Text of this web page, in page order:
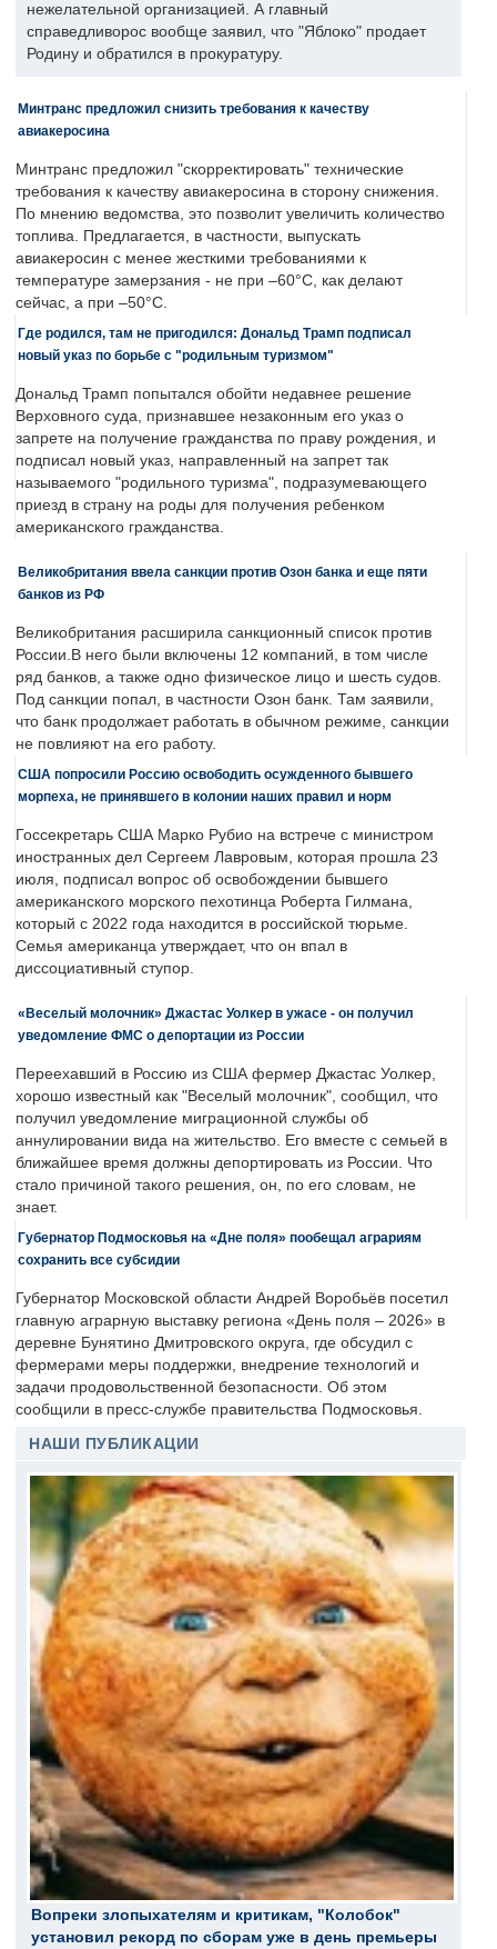
нежелательной организацией. А главный
справедливорос вообще заявил, что "Яблоко" продает
Родину и обратился в прокуратуру.
Минтранс предложил снизить требования к качеству
авиакеросина
Минтранс предложил "скорректировать" технические
требования к качеству авиакеросина в сторону снижения.
По мнению ведомства, это позволит увеличить количество
топлива. Предлагается, в частности, выпускать
авиакеросин с менее жесткими требованиями к
температуре замерзания - не при –60°C, как делают
сейчас, а при –50°C.
Где родился, там не пригодился: Дональд Трамп подписал
новый указ по борьбе с "родильным туризмом"
Дональд Трамп попытался обойти недавнее решение
Верховного суда, признавшее незаконным его указ о
запрете на получение гражданства по праву рождения, и
подписал новый указ, направленный на запрет так
называемого "родильного туризма", подразумевающего
приезд в страну на роды для получения ребенком
американского гражданства.
Великобритания ввела санкции против Озон банка и еще пяти
банков из РФ
Великобритания расширила санкционный список против
России.В него были включены 12 компаний, в том числе
ряд банков, а также одно физическое лицо и шесть судов.
Под санкции попал, в частности Озон банк. Там заявили,
что банк продолжает работать в обычном режиме, санкции
не повлияют на его работу.
США попросили Россию освободить осужденного бывшего
морпеха, не принявшего в колонии наших правил и норм
Госсекретарь США Марко Рубио на встрече с министром
иностранных дел Сергеем Лавровым, которая прошла 23
июля, подписал вопрос об освобождении бывшего
американского морского пехотинца Роберта Гилмана,
который с 2022 года находится в российской тюрьме.
Семья американца утверждает, что он впал в
диссоциативный ступор.
«Веселый молочник» Джастас Уолкер в ужасе - он получил
уведомление ФМС о депортации из России
Переехавший в Россию из США фермер Джастас Уолкер,
хорошо известный как "Веселый молочник", сообщил, что
получил уведомление миграционной службы об
аннулировании вида на жительство. Его вместе с семьей в
ближайшее время должны депортировать из России. Что
стало причиной такого решения, он, по его словам, не
знает.
Губернатор Подмосковья на «Дне поля» пообещал аграриям
сохранить все субсидии
Губернатор Московской области Андрей Воробьёв посетил
главную аграрную выставку региона «День поля – 2026» в
деревне Бунятино Дмитровского округа, где обсудил с
фермерами меры поддержки, внедрение технологий и
задачи продовольственной безопасности. Об этом
сообщили в пресс-службе правительства Подмосковья.
НАШИ ПУБЛИКАЦИИ
Вопреки злопыхателям и критикам, "Колобок"
установил рекорд по сборам уже в день премьеры